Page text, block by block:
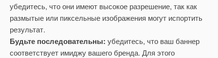
убедитесь, что они имеют высокое разрешение, так как
размытые или пиксельные изображения могут испортить
результат.
Будьте последовательны: убедитесь, что ваш баннер
соответствует имиджу вашего бренда. Для этого